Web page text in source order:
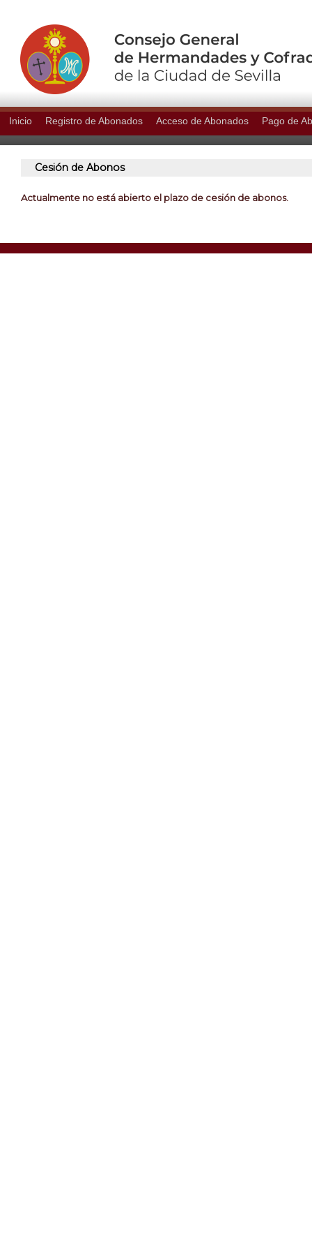
Inicio Registro de Abonados Acceso de Abonados Pago de
Cesión de Abonos
Actualmente no está abierto el plazo de cesión de abonos.